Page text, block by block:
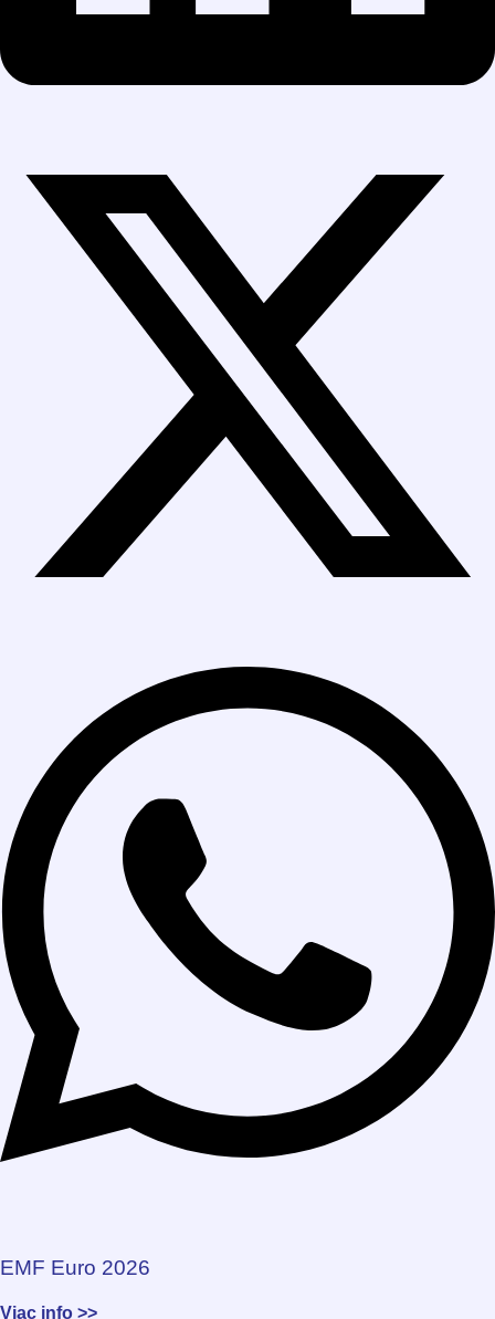
EMF Euro 2026
Viac info >>